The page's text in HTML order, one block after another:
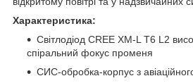
Характеристика:
Світлодіод CREE XM-L T6 L2
спiральний фокус променя
СИС-обробка-корпус з